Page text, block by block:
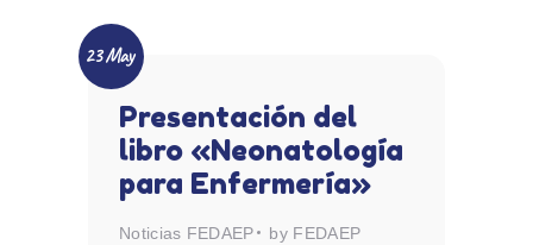
23 May
Presentación del
libro «Neonatología
para Enfermería»
Noticias FEDAEP by FEDAEP